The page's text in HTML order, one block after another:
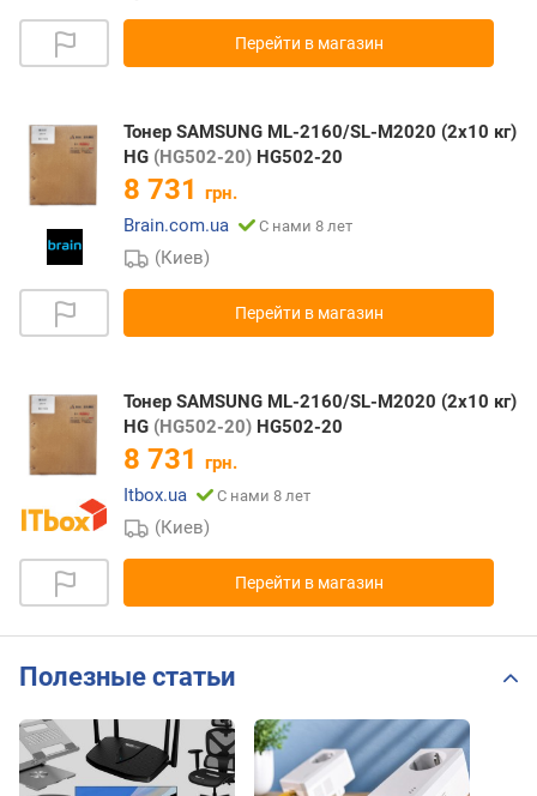
Перейти в магазин
Тонер SAMSUNG ML-2160/SL-M2020 (2x10 кг)
HG (HG502-20) HG502-20
8 731 грн.
Brain.com.ua
С нами 8 лет
(Киев)
Перейти в магазин
Тонер SAMSUNG ML-2160/SL-M2020 (2x10 кг)
HG (HG502-20) HG502-20
8 731 грн.
Itbox.ua
С нами 8 лет
(Киев)
Перейти в магазин
Полезные статьи